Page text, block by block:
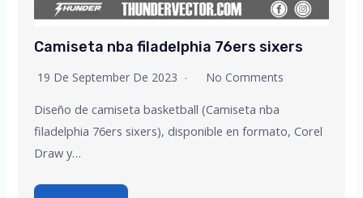
Camiseta nba filadelphia 76ers sixers
19 De September De 2023 No Comments
Diseño de camiseta basketball (Camiseta nba
filadelphia 76ers sixers), disponible en formato, Corel
Draw y…